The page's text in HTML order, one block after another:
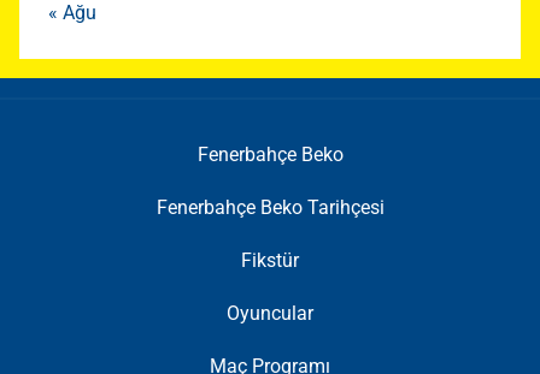
« Ağu
Fenerbahçe Beko
Fenerbahçe Beko Tarihçesi
Fikstür
Oyuncular
Maç Programı